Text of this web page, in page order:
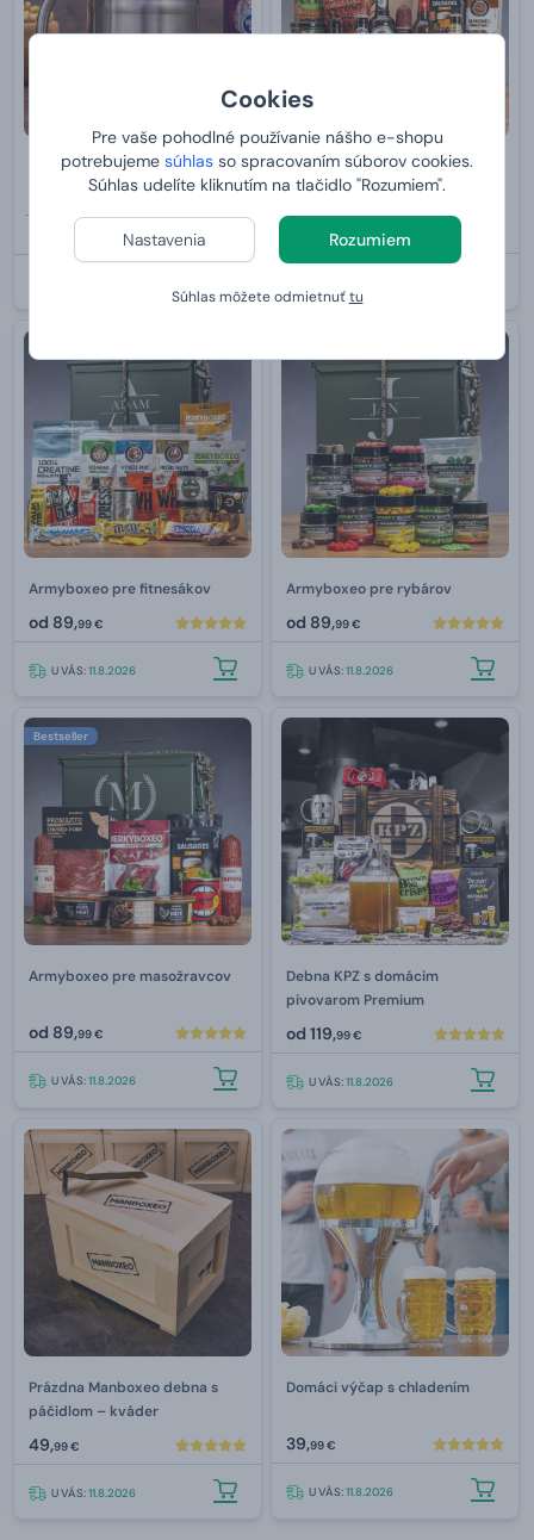
Cookies
Pre vaše pohodlné používanie nášho e-shopu
potrebujeme súhlas so spracovaním súborov cookies.
Súhlas udelíte kliknutím na tlačidlo "Rozumiem".
Nastavenia Rozumiem
Súhlas môžete odmietnuťtu
Nerezový chladiaci polliter Debna plná ležiakov
63,99 €
Armyboxeo pre fitnesákov
od 89,99 €
U VÁS:11.8.2026
Armyboxeo pre rybárov
od 89,99 €
U VÁS:11.8.2026
Bestseller
Armyboxeo pre masožravcov
od 89,99 €
U VÁS:11.8.2026
Debna KPZ s domácim
pivovarom Premium
od 119,99 €
U VÁS:11.8.2026
Prázdna Manboxeo debna s
páčidlom – kváder
49,99 €
U VÁS:11.8.2026
Domáci výčap s chladením
39,99 €
U VÁS:11.8.2026